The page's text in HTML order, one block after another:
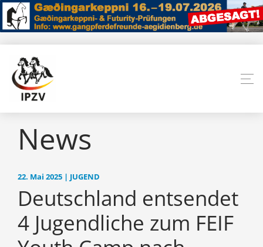
News
22. Mai 2025 | JUGEND
Deutschland entsendet
4 Jugendliche zum FEIF